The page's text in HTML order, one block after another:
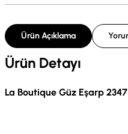
Ürün Açıklama
Ürün Detayı
La Boutique Güz Eşarp 2347